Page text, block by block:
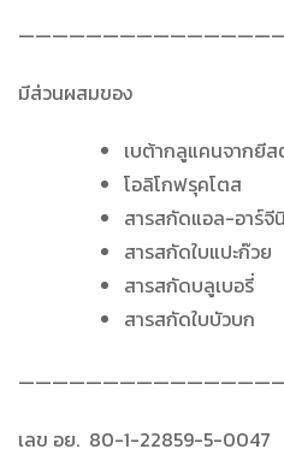
มีส่วนผสมของ
เบต้ากลูแคนจากยี
โอลิโกฟรุคโตส
สารสกัดแอล-อาร์จี
สารสกัดใบแปะก๊วย
สารสกัดบลูเบอรี่
สารสกัดใบบัวบก
เลข อย. 80-1-22859-5-0047